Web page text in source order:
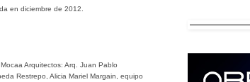
en diciembre de 2012.
Mocaa Arquitectos: Arq. Juan Pablo
Restrepo, Alicia Mariel Margain, equipo